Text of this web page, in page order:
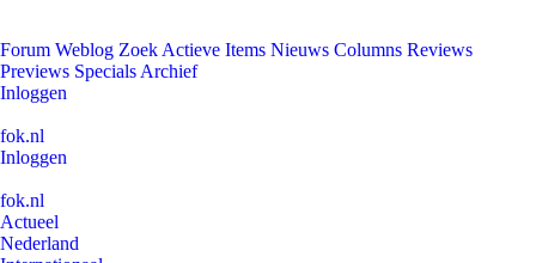
Forum Weblog Zoek Actieve Items Nieuws Columns Reviews
Previews Specials Archief
Inloggen
fok.nl
Inloggen
fok.nl
Actueel
Nederland